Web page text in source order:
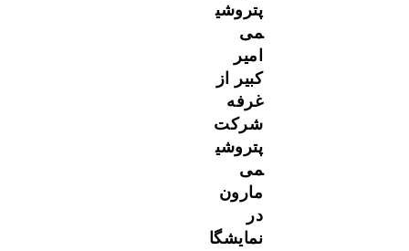
پتروشی
می
امیر
کبیر از
غرفه
شرکت
پتروشی
می
مارون
در
نمایشگا